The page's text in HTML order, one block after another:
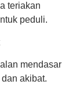
teriakan
peduli.
mendasar
akibat.